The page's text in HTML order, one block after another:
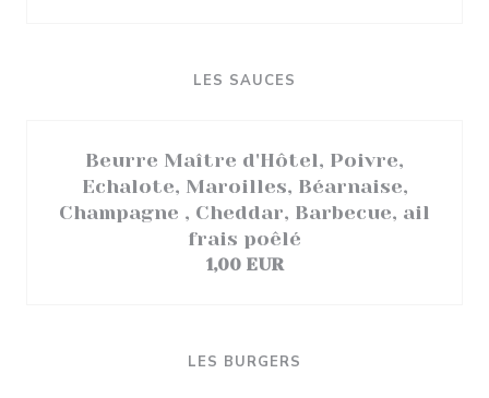
LES SAUCES
Beurre Maître d'Hôtel, Poivre,
Echalote, Maroilles, Béarnaise,
Champagne , Cheddar, Barbecue, ail
frais poêlé
1,00 EUR
LES BURGERS